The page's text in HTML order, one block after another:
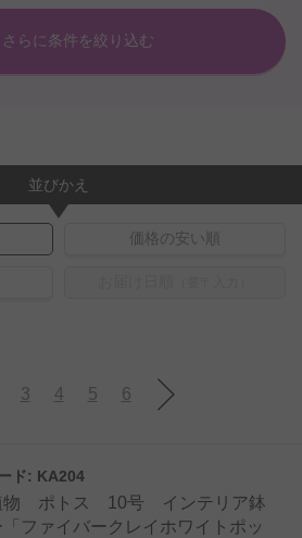
さらに条件を絞り込む
並びかえ
価格の安い順
3 4 5 6
ド: KA204
物 ポトス 10号 インテリア鉢
「ファイバークレイホワイトポッ